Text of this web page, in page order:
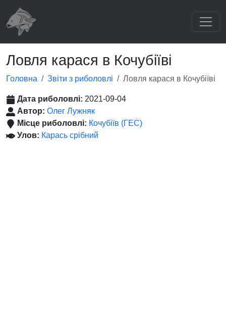
Ловля карася в Кочубіїві
Головна Звіти з риболовлі Ловля карася в Кочубіїві
Дата риболовлі: 2021-09-04
Автор: Олег Лужняк
Місце риболовлі: Кочубіїв (ГЕС)
Улов: Карась срібний